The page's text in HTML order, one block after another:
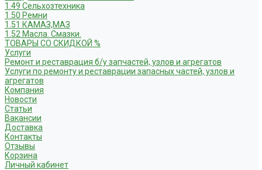
1.49 Сельхозтехника
1.50 Ремни
1.51 КАМАЗ,МАЗ
1.52 Масла. Смазки.
ТОВАРЫ СО СКИДКОЙ %
Услуги
Ремонт и реставрация б/у запчастей, узлов и агрегатов
Услуги по ремонту и реставрации запасных частей, узлов и
агрегатов
Компания
Новости
Статьи
Вакансии
Доставка
Контакты
Отзывы
Корзина
Личный кабинет